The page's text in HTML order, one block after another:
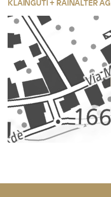
KLAINGUTI + RAINALTERAG